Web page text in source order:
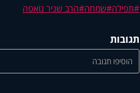
תפילה שמחה הרב שניר גואטה
תגובות
הוסיפו תגובה